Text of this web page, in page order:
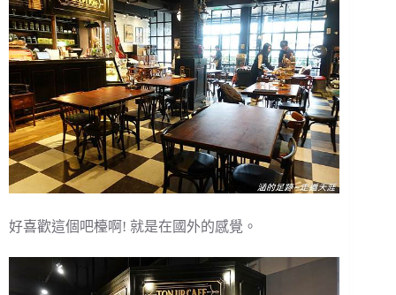
好喜歡這個吧檯啊! 就是在國外的感覺。